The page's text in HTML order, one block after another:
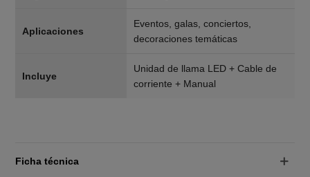
Aplicaciones
Eventos, galas, conciertos,
decoraciones temáticas
Incluye
Unidad de llama LED + Cable de
corriente + Manual
Ficha técnica